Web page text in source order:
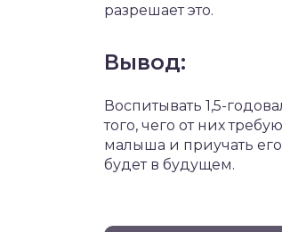
разрешает это.
Вывод:
Воспитывать 1,5-
того, чего от них
малыша и приучать
будет в будущем.